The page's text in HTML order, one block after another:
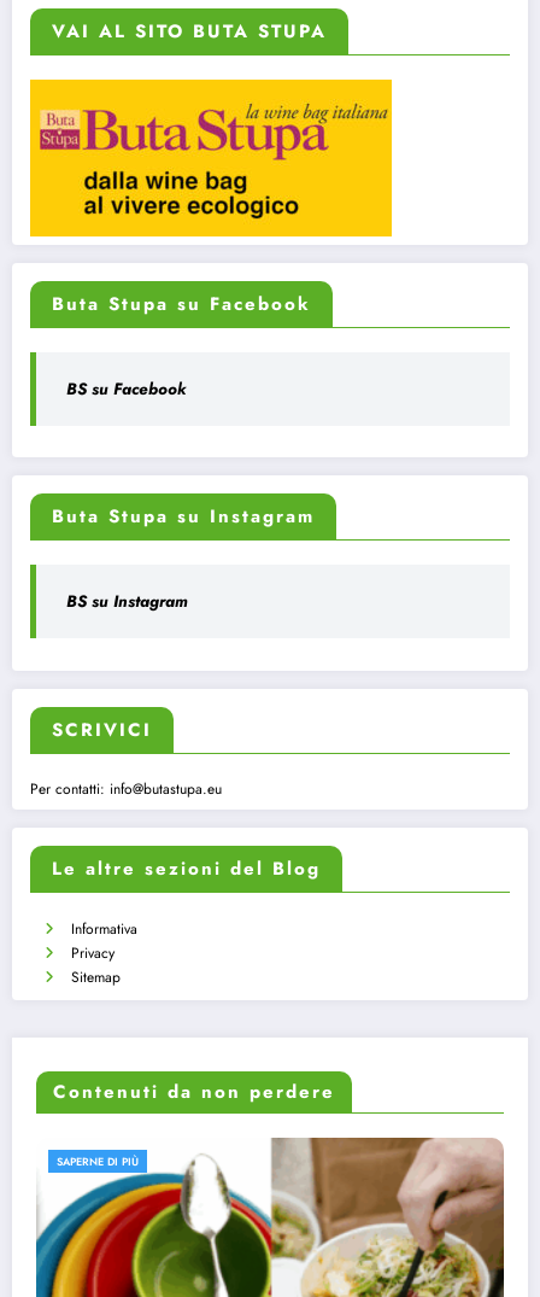
VAI AL SITO BUTA STUPA
Buta Stupa su Facebook
BS su Facebook
Buta Stupa su Instagram
BS su Instagram
SCRIVICI
Per contatti: info@butastupa.eu
Le altre sezioni del Blog
Informativa
Privacy
Sitemap
Contenuti da non perdere
SAPERNE DI PIÙ